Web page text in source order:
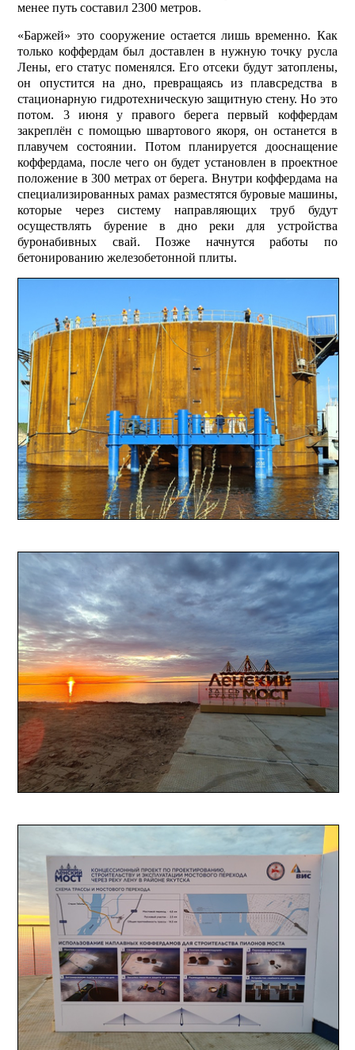
менее путь составил 2300 метров.
«Баржей» это сооружение остается лишь временно. Как
только коффердам был доставлен в нужную точку русла
Лены, его статус поменялся. Его отсеки будут затоплены,
он опустится на дно, превращаясь из плавсредства в
стационарную гидротехническую защитную стену. Но это
потом. 3 июня у правого берега первый коффердам
закреплён с помощью швартового якоря, он останется в
плавучем состоянии. Потом планируется дооснащение
коффердама, после чего он будет установлен в проектное
положение в 300 метрах от берега. Внутри коффердама на
специализированных рамах разместятся буровые машины,
которые через систему направляющих труб будут
осуществлять бурение в дно реки для устройства
буронабивных свай. Позже начнутся работы по
бетонированию железобетонной плиты.